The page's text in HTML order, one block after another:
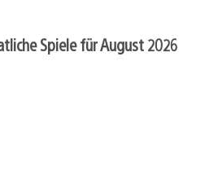
Spiele für August 2026